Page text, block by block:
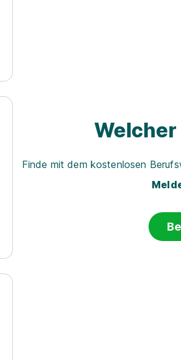
Finde mit dem kostenlosen